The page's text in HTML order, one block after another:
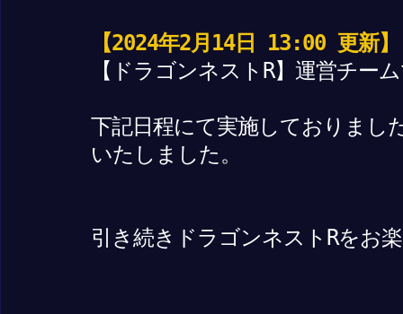
【2024年2月14日 13:00 更新】
【ドラゴンネストR】運営チー
下記日程にて実施しておりまし
いたしました。
引き続きドラゴンネストRをお